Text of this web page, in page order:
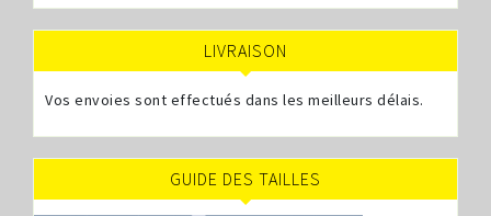
LIVRAISON
Vos envoies sont effectués dans les meilleurs délais.
GUIDE DES TAILLES